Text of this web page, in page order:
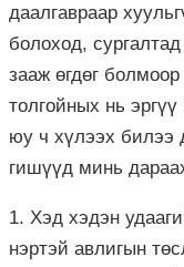
даалгавраар
болоход,
зааж өгдөг
толгойных нь
юу ч хүлээх билээ
гишүүд минь
1. Хэд хэдэн
нэртэй авлигын